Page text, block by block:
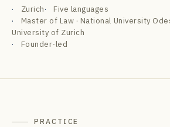
Zurich
Five languages
Master of Law · National University
University of Zurich
Founder-led
PRACTICE